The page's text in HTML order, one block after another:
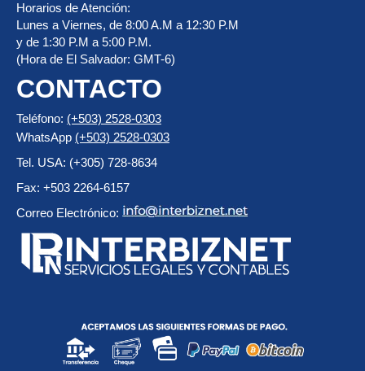
Horarios de Atención:
Lunes a Viernes, de 8:00 A.M a 12:30 P.M
y de 1:30 P.M a 5:00 P.M.
(Hora de El Salvador: GMT-6)
CONTACTO
Teléfono: (+503) 2528-0303
WhatsApp (+503) 2528-0303
Tel. USA: (+305) 728-8634
Fax: +503 2264-6157
Correo Electrónico: